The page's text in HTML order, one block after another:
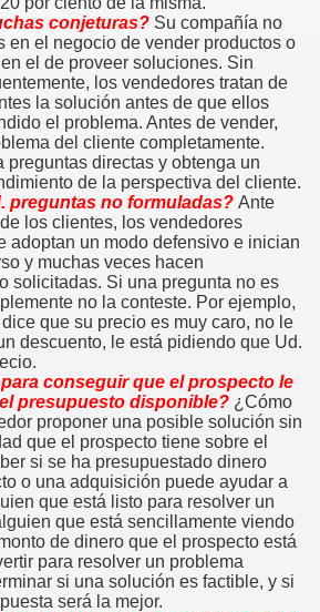
conjeturas? Su compañía no
en el negocio de vender productos o
el de proveer soluciones. Sin
los vendedores tratan de
la solución antes de que ellos
el problema. Antes de vender,
del cliente completamente.
preguntas directas y obtenga un
de la perspectiva del cliente.
preguntas no formuladas? Ante
los clientes, los vendedores
adoptan un modo defensivo e inician
y muchas veces hacen
solicitadas. Si una pregunta no es
no la conteste. Por ejemplo,
que su precio es muy caro, no le
descuento, le está pidiendo que Ud.
conseguir que el prospecto le
presupuesto disponible? ¿Cómo
proponer una posible solución sin
que el prospecto tiene sobre el
si se ha presupuestado dinero
o una adquisición puede ayudar a
que está listo para resolver un
que está sencillamente viendo
de dinero que el prospecto está
para resolver un problema
si una solución es factible, y si
será la mejor.